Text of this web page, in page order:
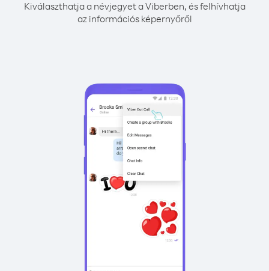
Kiválaszthatja a névjegyet a Viberben, és felhívhatja
az információs képernyőről